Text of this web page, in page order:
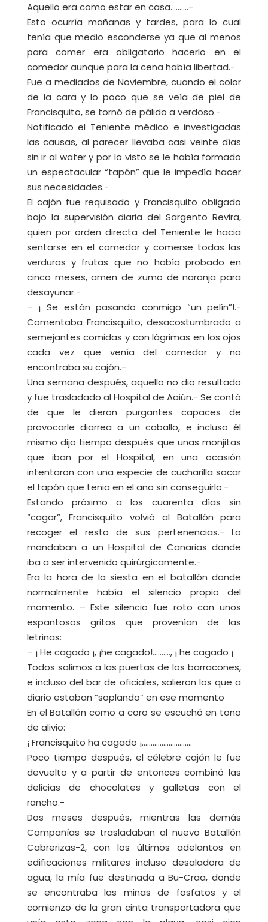
Aquello era como estar en casa……….-
Esto ocurría mañanas y tardes, para lo cual
tenía que medio esconderse ya que al menos
para comer era obligatorio hacerlo en el
comedor aunque para la cena había libertad.-
Fue a mediados de Noviembre, cuando el color
de la cara y lo poco que se veía de piel de
Francisquito, se tornó de pálido a verdoso.-
Notificado el Teniente médico e investigadas
las causas, al parecer llevaba casi veinte días
sin ir al water y por lo visto se le había formado
un espectacular “tapón” que le impedía hacer
sus necesidades.-
El cajón fue requisado y Francisquito obligado
bajo la supervisión diaria del Sargento Revira,
quien por orden directa del Teniente le hacia
sentarse en el comedor y comerse todas las
verduras y frutas que no había probado en
cinco meses, amen de zumo de naranja para
desayunar.-
– ¡ Se están pasando conmigo “un pelín”!.-
Comentaba Francisquito, desacostumbrado a
semejantes comidas y con lágrimas en los ojos
cada vez que venía del comedor y no
encontraba su cajón.-
Una semana después, aquello no dio resultado
y fue trasladado al Hospital de Aaiún.- Se contó
de que le dieron purgantes capaces de
provocarle diarrea a un caballo, e incluso él
mismo dijo tiempo después que unas monjitas
que iban por el Hospital, en una ocasión
intentaron con una especie de cucharilla sacar
el tapón que tenia en el ano sin conseguirlo.-
Estando próximo a los cuarenta días sin
“cagar”, Francisquito volvió al Batallón para
recoger el resto de sus pertenencias.- Lo
mandaban a un Hospital de Canarias donde
iba a ser intervenido quirúrgicamente.-
Era la hora de la siesta en el batallón donde
normalmente había el silencio propio del
momento. – Este silencio fue roto con unos
espantosos gritos que provenían de las
letrinas:
– ¡ He cagado ¡, ¡he cagado!………., ¡ he cagado ¡
Todos salimos a las puertas de los barracones,
e incluso del bar de oficiales, salieron los que a
diario estaban “soplando” en ese momento
En el Batallón como a coro se escuchó en tono
de alivio:
¡ Francisquito ha cagado ¡……………………….
Poco tiempo después, el célebre cajón le fue
devuelto y a partir de entonces combinó las
delicias de chocolates y galletas con el
rancho.-
Dos meses después, mientras las demás
Compañías se trasladaban al nuevo Batallón
Cabrerizas-2, con los últimos adelantos en
edificaciones militares incluso desaladora de
agua, la mía fue destinada a Bu-Craa, donde
se encontraba las minas de fosfatos y el
comienzo de la gran cinta transportadora que